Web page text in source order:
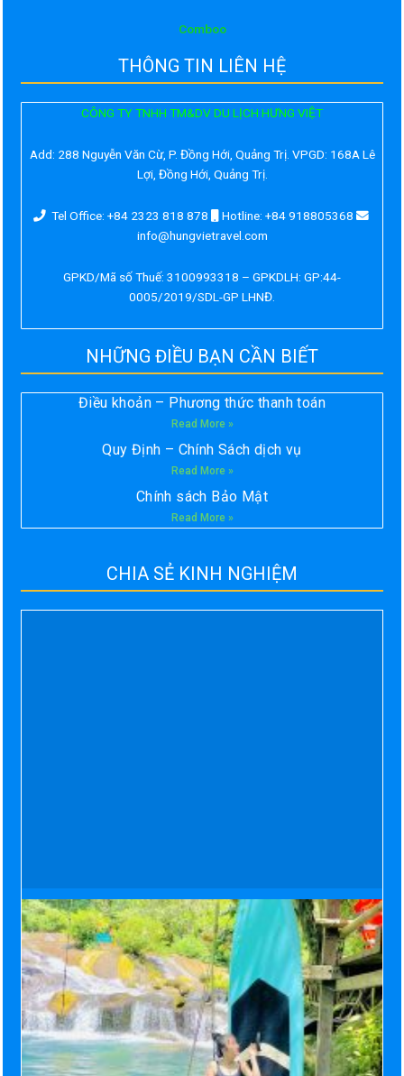
Comboo
THÔNG TIN LIÊN HỆ
CÔNG TY TNHH TM&DV DU LỊCH HƯNG VIỆT
Add: 288 Nguyễn Văn Cừ, P. Đồng Hới, Quảng Trị. VPGD: 168A Lê
Lợi, Đồng Hới, Quảng Trị.
Tel Office: +84 2323 818 878
Hotline: +84 918805368
info@hungvietravel.com
GPKD/Mã số Thuế: 3100993318 – GPKDLH: GP:44-
0005/2019/SDL-GP LHNĐ.
NHỮNG ĐIỀU BẠN CẦN BIẾT
Điều khoản – Phương thức thanh toán
Read More »
Quy Định – Chính Sách dịch vụ
Read More »
Chính sách Bảo Mật
Read More »
CHIA SẺ KINH NGHIỆM